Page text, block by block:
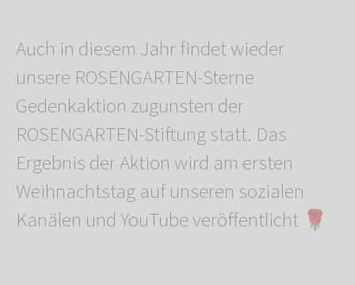
Auch in diesem Jahr findet wieder
unsere ROSENGARTEN-Sterne
Gedenkaktion zugunsten der
ROSENGARTEN-Stiftung statt. Das
Ergebnis der Aktion wird am ersten
Weihnachtstag auf unseren sozialen
Kanälen und YouTube veröffentlicht 🌹